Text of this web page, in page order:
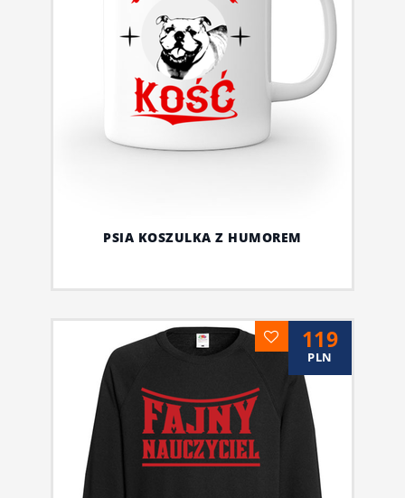
PSIA KOSZULKA Z HUMOREM
119
PLN